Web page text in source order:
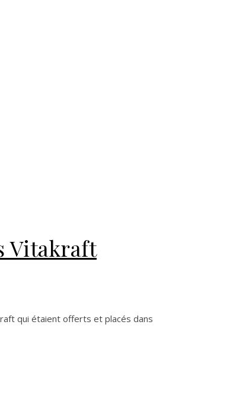
Vitakraft
qui étaient offerts et placés dans